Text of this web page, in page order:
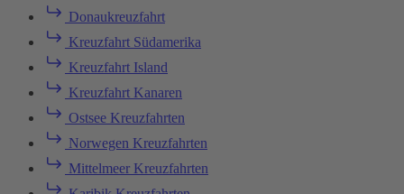
Donaukreuzfahrt
Kreuzfahrt Südamerika
Kreuzfahrt Island
Kreuzfahrt Kanaren
Ostsee Kreuzfahrten
Norwegen Kreuzfahrten
Mittelmeer Kreuzfahrten